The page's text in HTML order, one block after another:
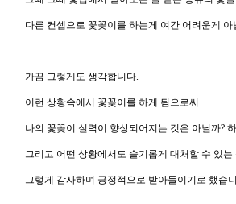
다른 컨셉으로 꽃꽂이를 하는게 여간 어려운게 아
가끔 그렇게도 생각합니다.
이런 상황속에서 꽃꽂이를 하게 됨으로써
나의 꽃꽂이 실력이 향상되어지는 것은 아닐까?
그리고 어떤 상황에서도 슬기롭게 대처할 수 있
그렇게 감사하며 긍정적으로 받아들이기로 했습